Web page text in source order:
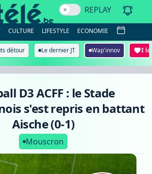
REPLAY
CULTURE LIFESTYLE ECONOMIE
détour Le dernier JT Wap'innov I
D3 ACFF : le Stade
s'est repris en battant
Aische (0-1)
Mouscron